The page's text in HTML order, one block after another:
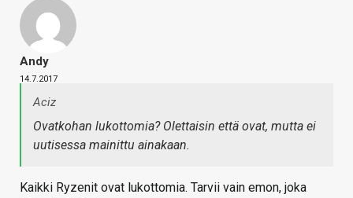
Andy
14.7.2017
Aciz
Ovatkohan lukottomia? Olettaisin että ovat, mutta ei
uutisessa mainittu ainakaan.
Kaikki Ryzenit ovat lukottomia. Tarvii vain emon, joka